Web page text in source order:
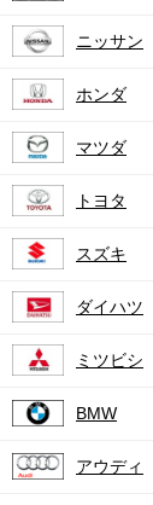
ニッサン
ホンダ
マツダ
トヨタ
スズキ
ダイハツ
ミツビシ
BMW
アウディ